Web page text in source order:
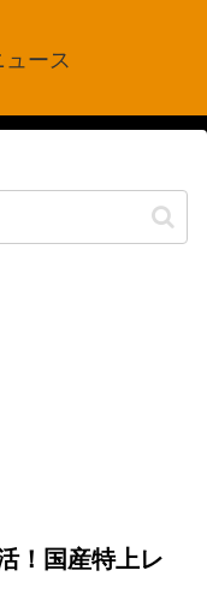
ース
！国産特上レ